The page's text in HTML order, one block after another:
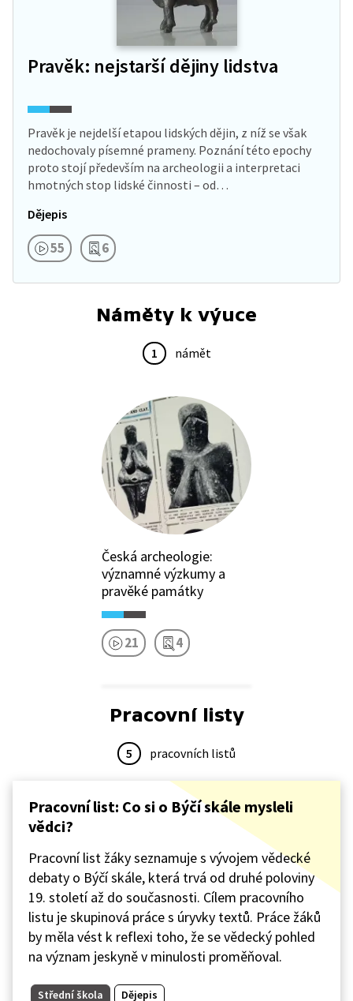
Pravěk: nejstarší dějiny lidstva
Pravěk je nejdelší etapou lidských dějin, z níž se však
nedochovaly písemné prameny. Poznání této epochy
proto stojí především na archeologii a interpretaci
hmotných stop lidské činnosti – od…
Dějepis
55 6
Náměty k výuce
1 námět
Česká archeologie:
významné výzkumy a
pravěké památky
21 4
Pracovní listy
5 pracovních listů
Pracovní list: Co si o Býčí skále mysleli
vědci?
Pracovní list žáky seznamuje s vývojem vědecké
debaty o Býčí skále, která trvá od druhé poloviny
19. století až do současnosti. Cílem pracovního
listu je skupinová práce s úryvky textů. Práce žáků
by měla vést k reflexi toho, že se vědecký pohled
na význam jeskyně v minulosti proměňoval.
Střední škola Dějepis